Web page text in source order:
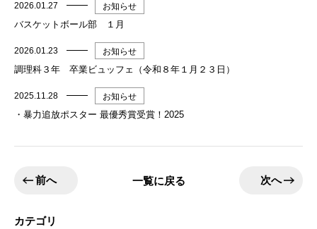
2026.01.27 お知らせ
バスケットボール部 １月
2026.01.23 お知らせ
調理科３年 卒業ビュッフェ（令和８年１月２３日）
2025.11.28 お知らせ
・暴力追放ポスター 最優秀賞受賞！2025
前へ 一覧に戻る 次へ
カテゴリ